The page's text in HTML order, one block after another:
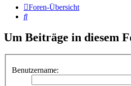
Foren-Übersicht
Suche
Um Beiträge in diesem
Benutzername: